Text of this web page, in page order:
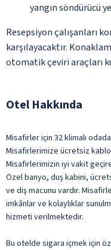
yangın söndürücü
Resepsiyon çalışanları
karşılayacaktır.
otomatik çeviri araçları
Otel Hakkında
Misafirler için 32 klimalı
Misafirlerimize ücretsiz
Misafirlerimizin iyi vakit
Özel banyo, duş kabini,
ve diş macunu vardır.
imkânlar ve kolaylıklar
hizmeti verilmektedir.
Bu otelde sigara içmek için